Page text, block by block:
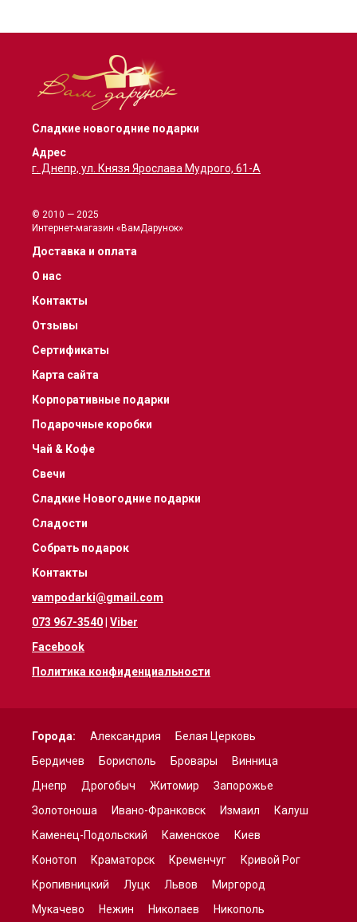
Сладкие новогодние подарки
Адрес
г. Днепр, ул. Князя Ярослава Мудрого, 61-А
© 2010 — 2025
Интернет-магазин «ВамДарунок»
Доставка и оплата
О нас
Контакты
Отзывы
Сертификаты
Карта сайта
Корпоративные подарки
Подарочные коробки
Чай & Кофе
Свечи
Сладкие Новогодние подарки
Сладости
Собрать подарок
Контакты
vampodarki@gmail.com
073 967-3540 Viber
Facebook
Политика конфиденциальности
Города: Александрия
Белая Церковь
Бердичев
Борисполь Бровары
Винница
Днепр
Дрогобыч Житомир
Запорожье
Золотоноша
Ивано-Франковск Измаил
Калуш
Каменец-Подольский
Каменское
Киев
Конотоп
Краматорск Кременчуг
Кривой Рог
Кропивницкий
Луцк Львов
Миргород
Мукачево
Нежин Николаев Никополь